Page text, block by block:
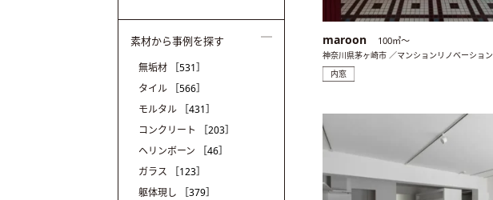
maroon 100㎡〜
神奈川県茅ヶ崎市 ／マンションリノベーション
内窓
素材から事例を探す
無垢材
［531］
タイル
［566］
モルタル
［431］
コンクリート
［203］
ヘリンボーン
［46］
ガラス
［123］
躯体現し
［379］